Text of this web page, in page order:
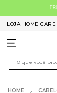
LOJA HOME CARE